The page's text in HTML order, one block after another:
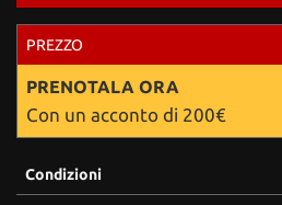
PREZZO
PRENOTALA ORA
Con un acconto di 200€
Condizioni
Per
maggiori
informazioni
sull'utilità
e
sul
funzionamento
di